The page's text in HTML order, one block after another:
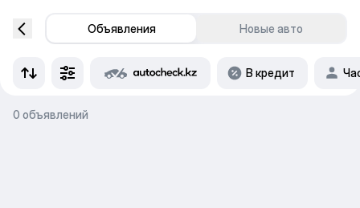
Объявления Новые авто
В кредит
0 объявлений